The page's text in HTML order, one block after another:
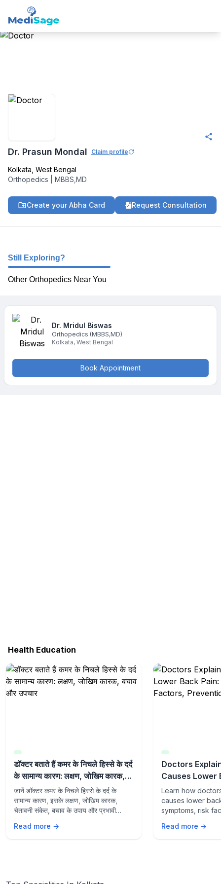
Dr. Prasun Mondal Claim profile
Kolkata West Bengal
Orthopedics
MBBS,MD
Create your Abha Card Request Consultation
Still Exploring?
Other Orthopedics Near You
Dr. Mridul Biswas
Orthopedics (MBBS,MD)
Kolkata, West Bengal
Book Appointment
Health Education
डॉक्टर बताते हैं कमर के निचले हिस्से के दर्द
के सामान्य कारण: लक्षण, जोखिम कारक,
बचाव और उपचार
जानें डॉक्टर कमर के निचले हिस्से के दर्द के
सामान्य कारण, इसके लक्षण, जोखिम कारक,
चेतावनी संकेत, बचाव के उपाय और प्रभावी
Read more →
Doctors
Causes Lower
Symptoms,
Prevention &
Learn how
causes lower
symptoms, risk
options to
Read more →